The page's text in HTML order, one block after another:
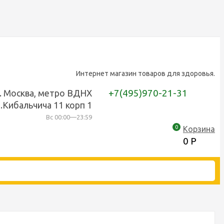
Интернет магазин товаров для здоровья.
Москва, метро ВДНХ
11 корп 1
Вс 00:00—23:59
+7(495)970-21-31
0 Корзина
0 Р